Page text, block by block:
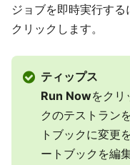
ジョブを即時実行す
クリックします。
ティップス
Run Nowをクリ
クのテストラン
トブックに変更
ートブックを編